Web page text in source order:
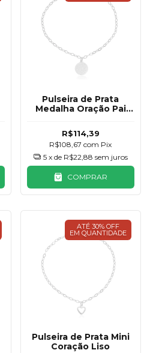
Pulseira de Prata
Medalha Oração Pai
R$114,39
R$108,67com Pix
5 x de R$22,88 sem juros
COMPRAR
ATÉ 30% OFF
EM QUANTIDADE
Pulseira de Prata Mini
Coração Liso